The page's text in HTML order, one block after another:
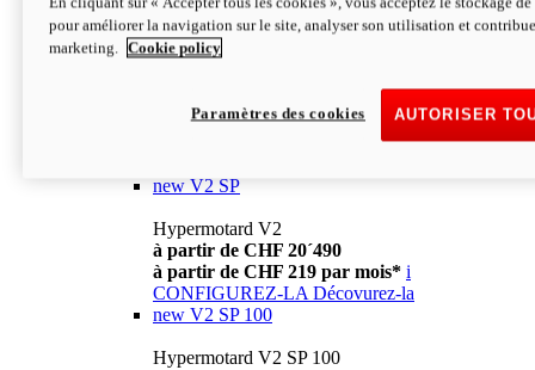
à partir de CHF 13´990 i
CONFIGUREZ-LA Décovurez-la
newV2
à partir de CHF 15´990
à partir de CHF 169 par mois* i
new V2 SP
Hypermotard V2
à partir de CHF 20´490
à partir de CHF 219 par mois* i
CONFIGUREZ-LA Décovurez-la
new V2 SP 100
Hypermotard V2 SP 100
pour améliorer la navigation sur le site, analyser son utilisation et
marketing.
Cookie policy
AUTORISER
Paramètres des cookies